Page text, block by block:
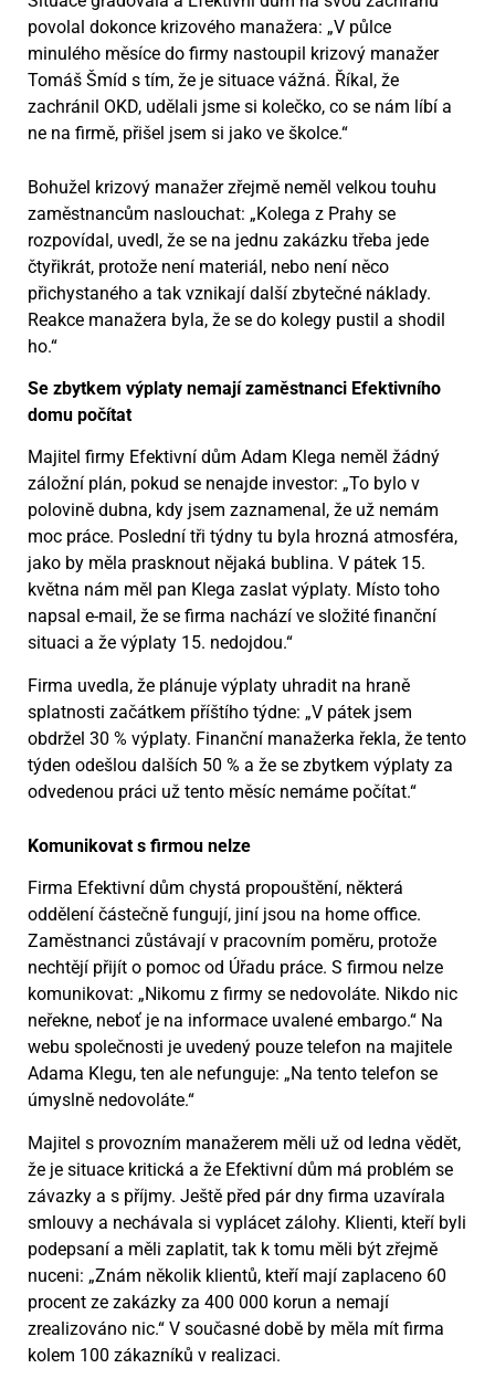
povolal dokonce krizového manažera: „V půlce
minulého měsíce do firmy nastoupil krizový manažer
Tomáš Šmíd s tím, že je situace vážná. Říkal, že
zachránil OKD, udělali jsme si kolečko, co se nám líbí a
ne na firmě, přišel jsem si jako ve školce.“
Bohužel krizový manažer zřejmě neměl velkou touhu
zaměstnancům naslouchat: „Kolega z Prahy se
rozpovídal, uvedl, že se na jednu zakázku třeba jede
čtyřikrát, protože není materiál, nebo není něco
přichystaného a tak vznikají další zbytečné náklady.
Reakce manažera byla, že se do kolegy pustil a shodil
ho.“
Se zbytkem výplaty nemají zaměstnanci Efektivního
domu počítat
Majitel firmy Efektivní dům Adam Klega neměl žádný
záložní plán, pokud se nenajde investor: „To bylo v
polovině dubna, kdy jsem zaznamenal, že už nemám
moc práce. Poslední tři týdny tu byla hrozná atmosféra,
jako by měla prasknout nějaká bublina. V pátek 15.
května nám měl pan Klega zaslat výplaty. Místo toho
napsal e-mail, že se firma nachází ve složité finanční
situaci a že výplaty 15. nedojdou.“
Firma uvedla, že plánuje výplaty uhradit na hraně
splatnosti začátkem příštího týdne: „V pátek jsem
obdržel 30 % výplaty. Finanční manažerka řekla, že tento
týden odešlou dalších 50 % a že se zbytkem výplaty za
odvedenou práci už tento měsíc nemáme počítat.“
Komunikovat s firmou nelze
Firma Efektivní dům chystá propouštění, některá
oddělení částečně fungují, jiní jsou na home office.
Zaměstnanci zůstávají v pracovním poměru, protože
nechtějí přijít o pomoc od Úřadu práce. S firmou nelze
komunikovat: „Nikomu z firmy se nedovoláte. Nikdo nic
neřekne, neboť je na informace uvalené embargo.“ Na
webu společnosti je uvedený pouze telefon na majitele
Adama Klegu, ten ale nefunguje: „Na tento telefon se
úmyslně nedovoláte.“
Majitel s provozním manažerem měli už od ledna vědět,
že je situace kritická a že Efektivní dům má problém se
závazky a s příjmy. Ještě před pár dny firma uzavírala
smlouvy a nechávala si vyplácet zálohy. Klienti, kteří byli
podepsaní a měli zaplatit, tak k tomu měli být zřejmě
nuceni: „Znám několik klientů, kteří mají zaplaceno 60
procent ze zakázky za 400 000 korun a nemají
zrealizováno nic.“ V současné době by měla mít firma
kolem 100 zákazníků v realizaci.